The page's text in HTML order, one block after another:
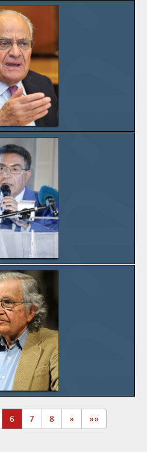
6
(current) 7 8 « ««